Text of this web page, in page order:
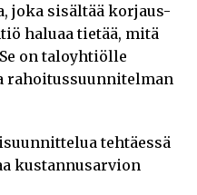
joka sisältää korjaus-
haluaa tietää, mitä
on taloyhtiölle
rahoitussuunnitelman
tehtäessä
kustannusarvion